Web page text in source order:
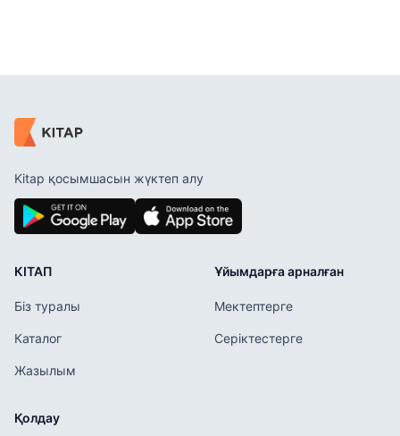
Kitap қосымшасын жүктеп алу
КІТАП
Біз туралы
Каталог
Жазылым
Ұйымдарға арналған
Мектептерге
Серіктестерге
Қолдау